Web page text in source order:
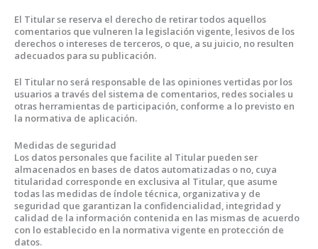
El Titular se reserva el derecho de retirar todos aquellos
comentarios que vulneren la legislación vigente, lesivos de los
derechos o intereses de terceros, o que, a su juicio, no resulten
adecuados para su publicación.
El Titular no será responsable de las opiniones vertidas por los
usuarios a través del sistema de comentarios, redes sociales u
otras herramientas de participación, conforme a lo previsto en
la normativa de aplicación.
Medidas de seguridad
Los datos personales que facilite al Titular pueden ser
almacenados en bases de datos automatizadas o no, cuya
titularidad corresponde en exclusiva al Titular, que asume
todas las medidas de índole técnica, organizativa y de
seguridad que garantizan la confidencialidad, integridad y
calidad de la información contenida en las mismas de acuerdo
con lo establecido en la normativa vigente en protección de
datos.